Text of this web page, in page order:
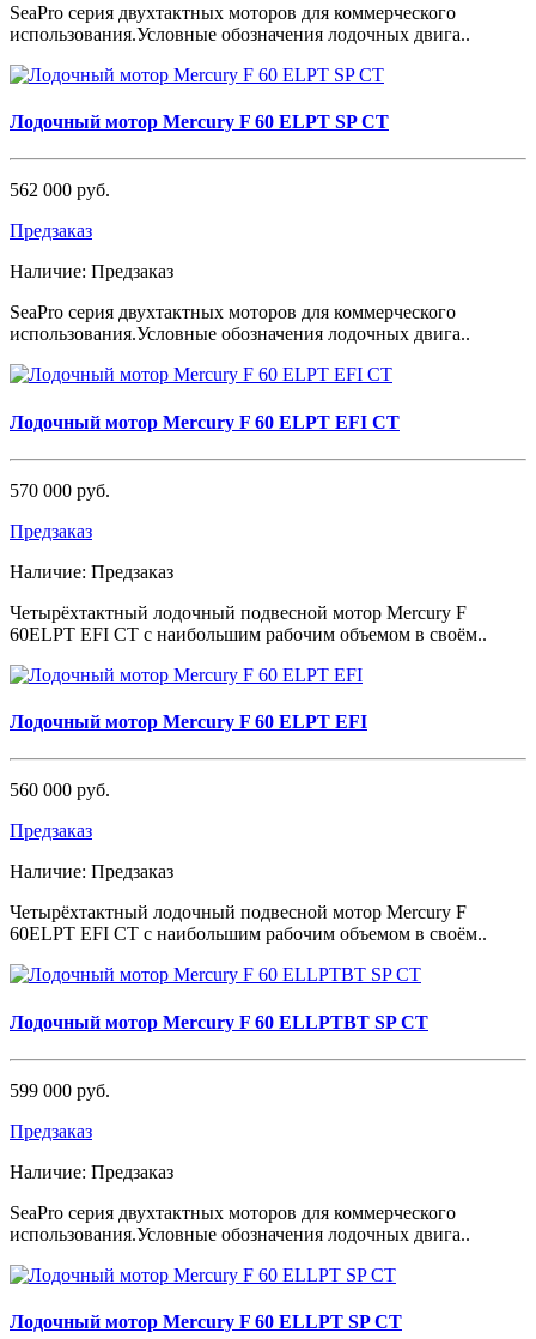
SeaPro серия двухтактных моторов для коммерческого
использования.Условные обозначения лодочных двига..
Лодочный мотор Mercury F 60 ELPT SP CT
562 000 руб.
Предзаказ
Наличие: Предзаказ
SeaPro серия двухтактных моторов для коммерческого
использования.Условные обозначения лодочных двига..
Лодочный мотор Mercury F 60 ELPT EFI СТ
570 000 руб.
Предзаказ
Наличие: Предзаказ
Четырёхтактный лодочный подвесной мотор Mercury F
60ELPT EFI СТ с наибольшим рабочим объемом в своём..
Лодочный мотор Mercury F 60 ELPT EFI
560 000 руб.
Предзаказ
Наличие: Предзаказ
Четырёхтактный лодочный подвесной мотор Mercury F
60ELPT EFI СТ с наибольшим рабочим объемом в своём..
Лодочный мотор Mercury F 60 ELLPTBT SP CT
599 000 руб.
Предзаказ
Наличие: Предзаказ
SeaPro серия двухтактных моторов для коммерческого
использования.Условные обозначения лодочных двига..
Лодочный мотор Mercury F 60 ELLPT SP CT